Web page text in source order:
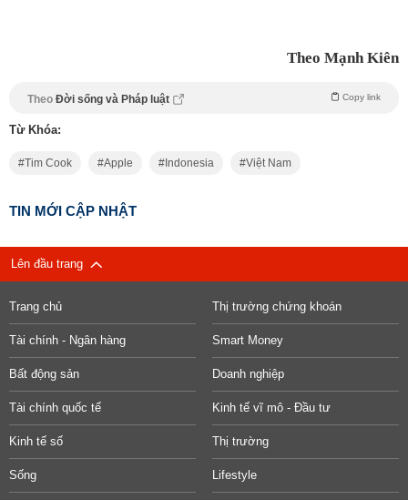
Theo Mạnh Kiên
Theo Đời sống và Pháp luật Copy link
Từ Khóa:
Tim Cook Apple Indonesia Việt Nam
TIN MỚI CẬP NHẬT
Lên đầu trang
Trang chủ Thị trường chứng khoán
Tài chính - Ngân hàng Smart Money
Bất động sản Doanh nghiệp
Tài chính quốc tế Kinh tế vĩ mô - Đầu tư
Kinh tế số Thị trường
Sống Lifestyle